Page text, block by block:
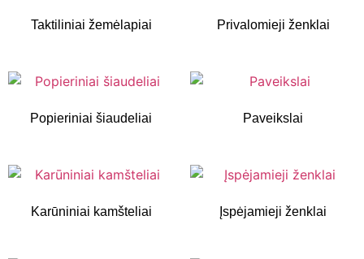
Taktiliniai žemėlapiai Privalomieji ženklai
Popieriniai šiaudeliai Paveikslai
Karūniniai kamšteliai Įspėjamieji ženklai